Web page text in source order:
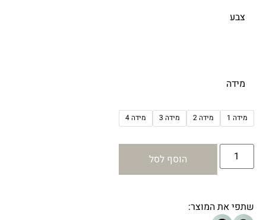
צבע
מידה
מידה 1 מידה 2 מידה 3 מידה 4
הוסף לסל
שתפי את המוצר: